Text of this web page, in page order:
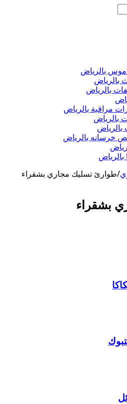
بالرياض
بالرياض
بالرياض
مراقبة بالرياض
بالرياض
خرسانه بالرياض
/طوارئ تسليك مجاري بشقراء
بشقراء